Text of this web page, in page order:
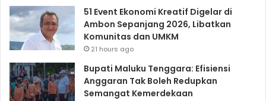
51 Event Ekonomi Kreatif Digelar di
Ambon Sepanjang 2026, Libatkan
Komunitas dan UMKM
21 hours ago
Bupati Maluku Tenggara: Efisiensi
Anggaran Tak Boleh Redupkan
Semangat Kemerdekaan